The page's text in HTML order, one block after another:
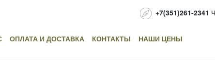
+7(351)261-2341
ОПЛАТА И ДОСТАВКА КОНТАКТЫ НАШИ ЦЕНЫ